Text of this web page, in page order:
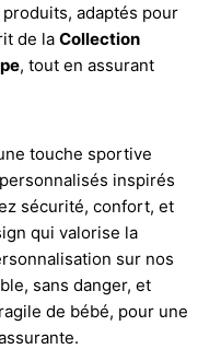
adaptés pour
de la Collection
, tout en assurant
touche sportive
inspirés
sécurité, confort, et
qui valorise la
sur nos
sans danger, et
de bébé, pour une